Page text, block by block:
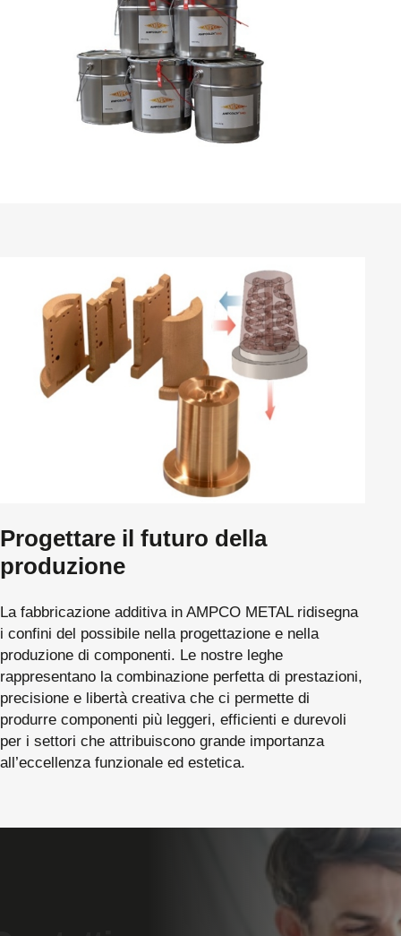
Progettare il futuro della
produzione
La fabbricazione additiva in AMPCO METAL ridisegna
i confini del possibile nella progettazione e nella
produzione di componenti. Le nostre leghe
rappresentano la combinazione perfetta di prestazioni,
precisione e libertà creativa che ci permette di
produrre componenti più leggeri, efficienti e durevoli
per i settori che attribuiscono grande importanza
all’eccellenza funzionale ed estetica.